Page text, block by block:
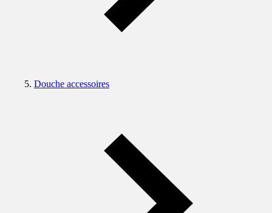
Douche accessoires